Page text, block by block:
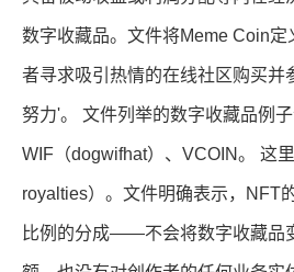
数字收藏品。文件将Meme Coin
者寻求吸引热情的在线社区购买
努力'。 文件列举的数字收藏品例
WIF（dogwifhat）、VCOIN。 这
royalties）。文件明确表示，
比例的分成——不会将数字收藏品